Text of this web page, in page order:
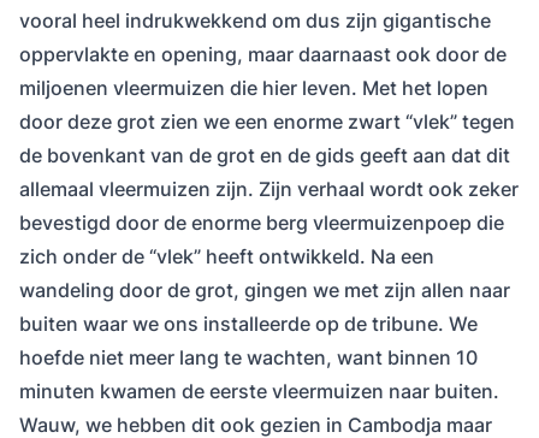
vooral heel indrukwekkend om dus zijn gigantische
oppervlakte en opening, maar daarnaast ook door de
miljoenen vleermuizen die hier leven. Met het lopen
door deze grot zien we een enorme zwart “vlek” tegen
de bovenkant van de grot en de gids geeft aan dat dit
allemaal vleermuizen zijn. Zijn verhaal wordt ook zeker
bevestigd door de enorme berg vleermuizenpoep die
zich onder de “vlek” heeft ontwikkeld. Na een
wandeling door de grot, gingen we met zijn allen naar
buiten waar we ons installeerde op de tribune. We
hoefde niet meer lang te wachten, want binnen 10
minuten kwamen de eerste vleermuizen naar buiten.
Wauw, we hebben dit ook gezien in Cambodja maar